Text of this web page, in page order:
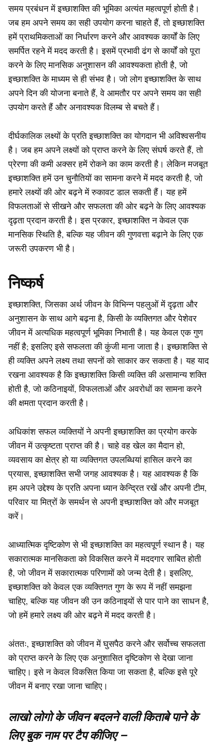
समय प्रबंधन में इच्छाशक्ति की भूमिका अत्यंत महत्वपूर्ण होती है।
जब हम अपने समय का सही उपयोग करना चाहते हैं, तो इच्छाशक्ति
हमें प्राथमिकताओं का निर्धारण करने और आवश्यक कार्यों के लिए
समर्पित रहने में मदद करती है। इसमें प्रभावी ढंग से कार्यों को पूरा
करने के लिए मानसिक अनुशासन की आवश्यकता होती है, जो
इच्छाशक्ति के माध्यम से ही संभव है। जो लोग इच्छाशक्ति के साथ
अपने दिन की योजना बनाते हैं, वे आमतौर पर अपने समय का सही
उपयोग करते हैं और अनावश्यक विलम्ब से बचते हैं।
दीर्घकालिक लक्ष्यों के प्रति इच्छाशक्ति का योगदान भी अविश्वसनीय
है। जब हम अपने लक्ष्यों को प्राप्त करने के लिए संघर्ष करते हैं, तो
प्रेरणा की कमी अक्सर हमें रोकने का काम करती है। लेकिन मजबूत
इच्छाशक्ति हमें उन चुनौतियों का सामना करने में मदद करती है, जो
हमारे लक्ष्यों की ओर बढ़ने में रुकावट डाल सकती हैं। यह हमें
विफलताओं से सीखने और सफलता की ओर बढ़ने के लिए आवश्यक
दृढ़ता प्रदान करती है। इस प्रकार, इच्छाशक्ति न केवल एक
मानसिक स्थिति है, बल्कि यह जीवन की गुणवत्ता बढ़ाने के लिए एक
जरूरी उपकरण भी है।
निष्कर्ष
इच्छाशक्ति, जिसका अर्थ जीवन के विभिन्न पहलुओं में दृढ़ता और
अनुशासन के साथ आगे बढ़ना है, किसी के व्यक्तिगत और पेशेवर
जीवन में अत्यधिक महत्वपूर्ण भूमिका निभाती है। यह केवल एक गुण
नहीं है; इसलिए इसे सफलता की कुंजी माना जाता है। इच्छाशक्ति से
ही व्यक्ति अपने लक्ष्य तथा सपनों को साकार कर सकता है। यह याद
रखना आवश्यक है कि इच्छाशक्ति किसी व्यक्ति की असामान्य शक्ति
होती है, जो कठिनाइयों, विफलताओं और अवरोधों का सामना करने
की क्षमता प्रदान करती है।
अधिकांश सफल व्यक्तियों ने अपनी इच्छाशक्ति का प्रयोग करके
जीवन में उत्कृष्टता प्राप्त की है। चाहे वह खेल का मैदान हो,
व्यवसाय का क्षेत्र हो या व्यक्तिगत उपलब्धियां हासिल करने का
प्रयास, इच्छाशक्ति सभी जगह आवश्यक है। यह आवश्यक है कि
हम अपने उद्देश्य के प्रति अपना ध्यान केन्द्रित रखें और अपनी टीम,
परिवार या मित्रों के समर्थन से अपनी इच्छाशक्ति को और मजबूत
करें।
आध्यात्मिक दृष्टिकोण से भी इच्छाशक्ति का महत्वपूर्ण स्थान है। यह
सकारात्मक मानसिकता को विकसित करने में मददगार साबित होती
है, जो जीवन में सकारात्मक परिणामों को जन्म देती है। इसलिए,
इच्छाशक्ति को केवल एक व्यक्तिगत गुण के रूप में नहीं समझना
चाहिए, बल्कि यह जीवन की उन कठिनाइयों से पार पाने का साधन है,
जो हमें हमारे लक्ष्य की ओर बढ़ने में मदद करती है।
अंततः, इच्छाशक्ति को जीवन में घुसपैठ करने और सर्वोच्च सफलता
को प्राप्त करने के लिए एक अनुशासित दृष्टिकोण से देखा जाना
चाहिए। इसे न केवल विकसित किया जा सकता है, बल्कि इसे पूरे
जीवन में बनाए रखा जाना चाहिए।
लाखो लोगो के जीवन बदलने वाली किताबे पाने के
लिए बुक नाम पर टैप कीजिए –